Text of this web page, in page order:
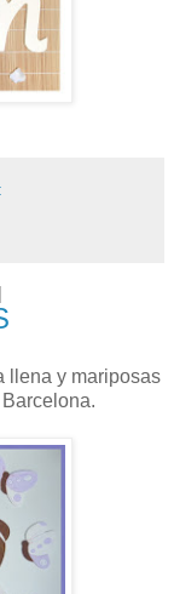
llena y mariposas